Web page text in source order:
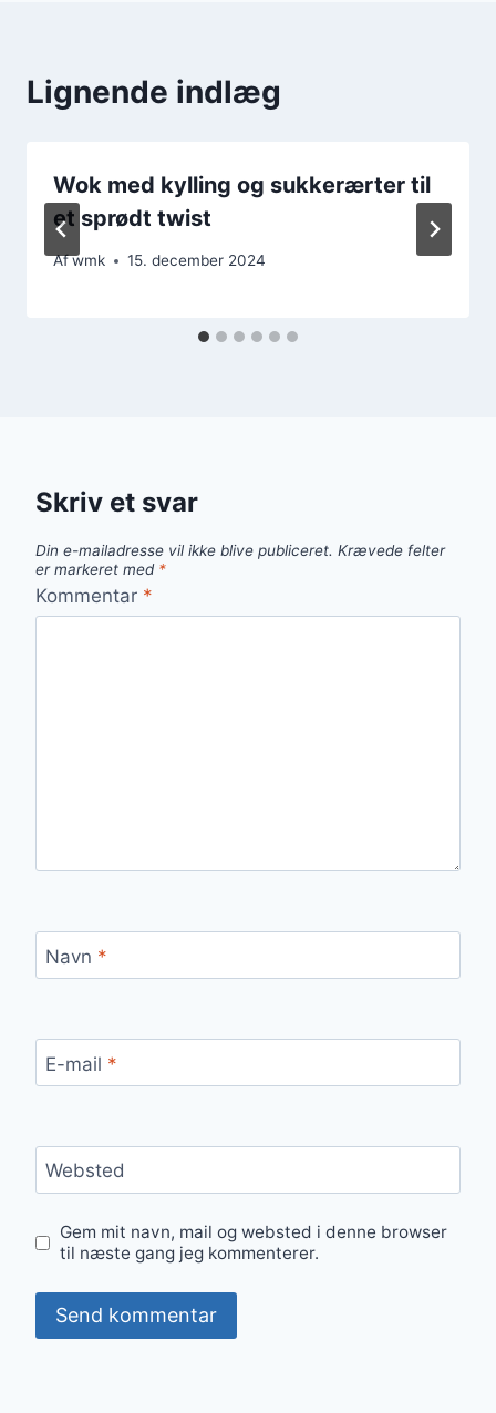
Lignende indlæg
Wok med kylling og sukkerærter til
et sprødt twist
Afwmk 15. december 2024
Skriv et svar
Din e-mailadresse vil ikke blive publiceret. Krævede felter
er markeret med *
Kommentar *
Navn *
E-mail *
Websted
Gem mit navn, mail og websted i denne browser
til næste gang jeg kommenterer.